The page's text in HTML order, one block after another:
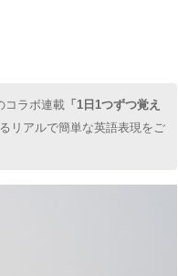
コラボ連載 「1日1つずつ覚え
リアルで簡単な英語表現をご